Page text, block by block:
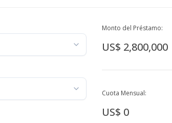
Monto del Préstamo:
US$ 2,800,000
Cuota Mensual:
US$ 0